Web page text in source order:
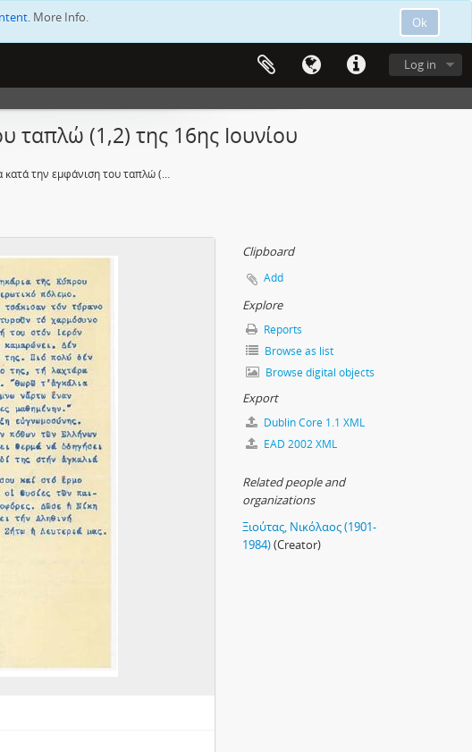
Ok
More Info.
Log in
ταπλώ (1,2) της 16ης Ιουνίου
Ομιλία κατά την εμφάνιση του ταπλώ (1,2) της 16ης Ιουνίου
Clipboard
Add
Explore
Reports
Browse as list
Browse digital objects
Export
Dublin Core 1.1 XML
EAD 2002 XML
Related people and
organizations
Ξιούτας, Νικόλαος (1901-
1984)(Creator)